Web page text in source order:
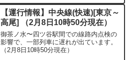
【運行情報】中央線(快速)[東京～
高尾] （2月8日10時50分現在）
御茶ノ水〜四ツ谷駅間での線路内点検の
影響で、一部列車に遅れが出ています。
（2月8日10時50分現在）